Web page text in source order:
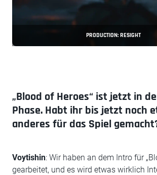
PRODUCTION: RESIGHT
„Blood of Heroes“ ist jetzt in
Phase. Habt ihr bis jetzt noch
anderes für das Spiel
Voytishin: Wir haben an dem Intro für
gearbeitet, und es wird etwas wirklich